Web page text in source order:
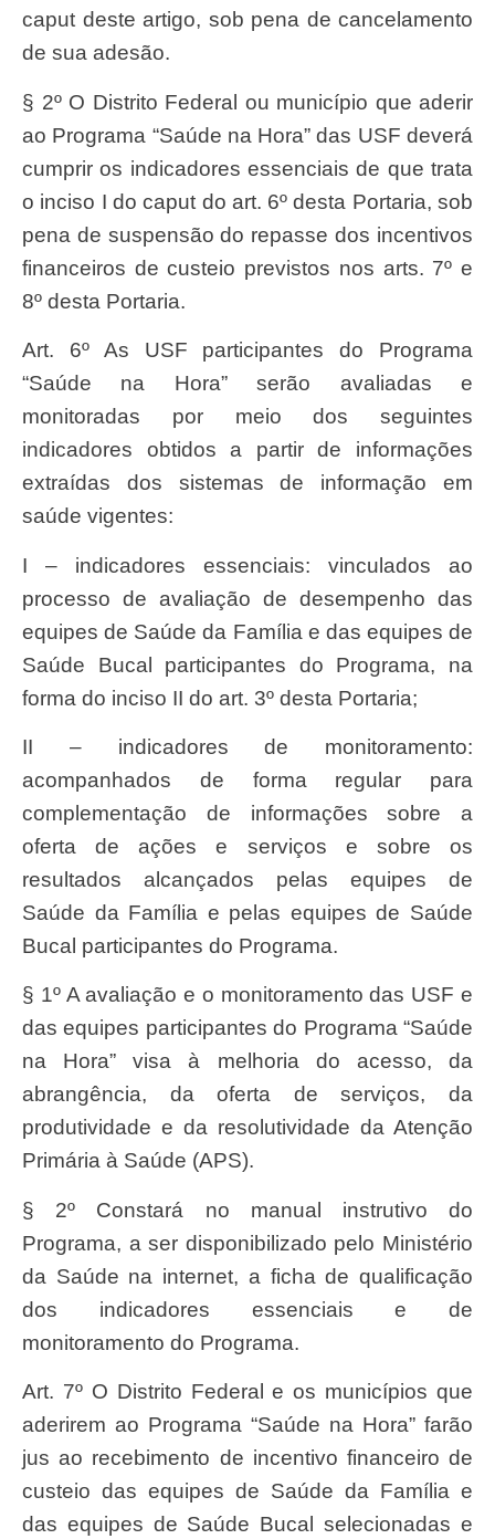
caput deste artigo, sob pena de cancelamento
de sua adesão.
§ 2º O Distrito Federal ou município que aderir
ao Programa “Saúde na Hora” das USF deverá
cumprir os indicadores essenciais de que trata
o inciso I do caput do art. 6º desta Portaria, sob
pena de suspensão do repasse dos incentivos
financeiros de custeio previstos nos arts. 7º e
8º desta Portaria.
Art. 6º As USF participantes do Programa
“Saúde na Hora” serão avaliadas e
monitoradas por meio dos seguintes
indicadores obtidos a partir de informações
extraídas dos sistemas de informação em
saúde vigentes:
I – indicadores essenciais: vinculados ao
processo de avaliação de desempenho das
equipes de Saúde da Família e das equipes de
Saúde Bucal participantes do Programa, na
forma do inciso II do art. 3º desta Portaria;
II – indicadores de monitoramento:
acompanhados de forma regular para
complementação de informações sobre a
oferta de ações e serviços e sobre os
resultados alcançados pelas equipes de
Saúde da Família e pelas equipes de Saúde
Bucal participantes do Programa.
§ 1º A avaliação e o monitoramento das USF e
das equipes participantes do Programa “Saúde
na Hora” visa à melhoria do acesso, da
abrangência, da oferta de serviços, da
produtividade e da resolutividade da Atenção
Primária à Saúde (APS).
§ 2º Constará no manual instrutivo do
Programa, a ser disponibilizado pelo Ministério
da Saúde na internet, a ficha de qualificação
dos indicadores essenciais e de
monitoramento do Programa.
Art. 7º O Distrito Federal e os municípios que
aderirem ao Programa “Saúde na Hora” farão
jus ao recebimento de incentivo financeiro de
custeio das equipes de Saúde da Família e
das equipes de Saúde Bucal selecionadas e